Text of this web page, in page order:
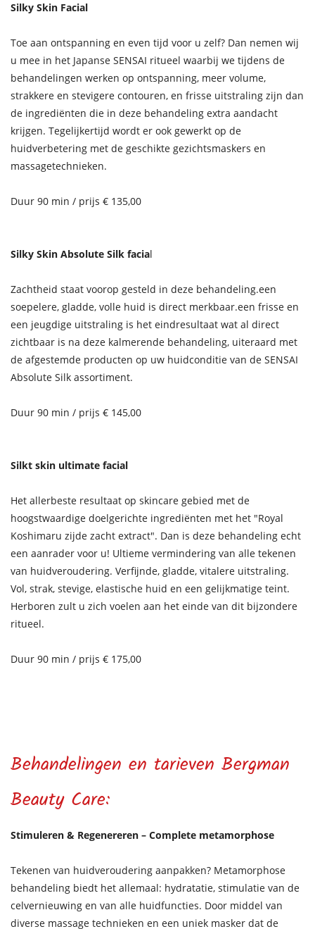
Silky Skin Facial
Toe aan ontspanning en even tijd voor u zelf? Dan nemen wij
u mee in het Japanse SENSAI ritueel waarbij we tijdens de
behandelingen werken op ontspanning, meer volume,
strakkere en stevigere contouren, en frisse uitstraling zijn dan
de ingrediënten die in deze behandeling extra aandacht
krijgen. Tegelijkertijd wordt er ook gewerkt op de
huidverbetering met de geschikte gezichtsmaskers en
massagetechnieken.
Duur 90 min / prijs € 135,00
Silky Skin Absolute Silk facial
Zachtheid staat voorop gesteld in deze behandeling.een
soepelere, gladde, volle huid is direct merkbaar.een frisse en
een jeugdige uitstraling is het eindresultaat wat al direct
zichtbaar is na deze kalmerende behandeling, uiteraard met
de afgestemde producten op uw huidconditie van de SENSAI
Absolute Silk assortiment.
Duur 90 min / prijs € 145,00
Silkt skin ultimate facial
Het allerbeste resultaat op skincare gebied met de
hoogstwaardige doelgerichte ingrediënten met het "Royal
Koshimaru zijde zacht extract". Dan is deze behandeling echt
een aanrader voor u! Ultieme vermindering van alle tekenen
van huidveroudering. Verfijnde, gladde, vitalere uitstraling.
Vol, strak, stevige, elastische huid en een gelijkmatige teint.
Herboren zult u zich voelen aan het einde van dit bijzondere
ritueel.
Duur 90 min / prijs € 175,00
Behandelingen en tarieven Bergman
Beauty Care:
Stimuleren & Regenereren – Complete metamorphose
Tekenen van huidveroudering aanpakken? Metamorphose
behandeling biedt het allemaal: hydratatie, stimulatie van de
celvernieuwing en van alle huidfuncties. Door middel van
diverse massage technieken en een uniek masker dat de